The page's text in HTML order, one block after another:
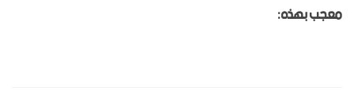
معجب بهذه: